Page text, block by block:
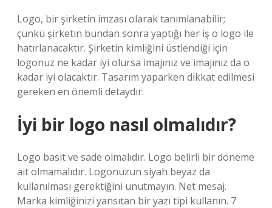
Logo, bir şirketin imzası olarak tanımlanabilir;
çünkü şirketin bundan sonra yaptığı her iş o logo ile
hatırlanacaktır. Şirketin kimliğini üstlendiği için
logonuz ne kadar iyi olursa imajınız ve imajınız da o
kadar iyi olacaktır. Tasarım yaparken dikkat edilmesi
gereken en önemli detaydır.
İyi bir logo nasıl olmalıdır?
Logo basit ve sade olmalıdır. Logo belirli bir döneme
ait olmamalıdır. Logonuzun siyah beyaz da
kullanılması gerektiğini unutmayın. Net mesaj.
Marka kimliğinizi yansıtan bir yazı tipi kullanın. 7